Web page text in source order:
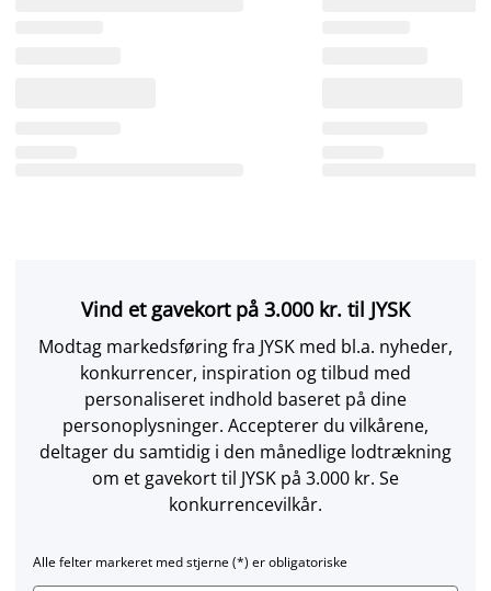
Vind et gavekort på 3.000 kr. til JYSK
Modtag markedsføring fra JYSK med bl.a. nyheder,
konkurrencer, inspiration og tilbud med
personaliseret indhold baseret på dine
personoplysninger. Accepterer du vilkårene,
deltager du samtidig i den månedlige lodtrækning
om et gavekort til JYSK på 3.000 kr. Se
konkurrencevilkår.
Alle felter markeret med stjerne (*) er obligatoriske